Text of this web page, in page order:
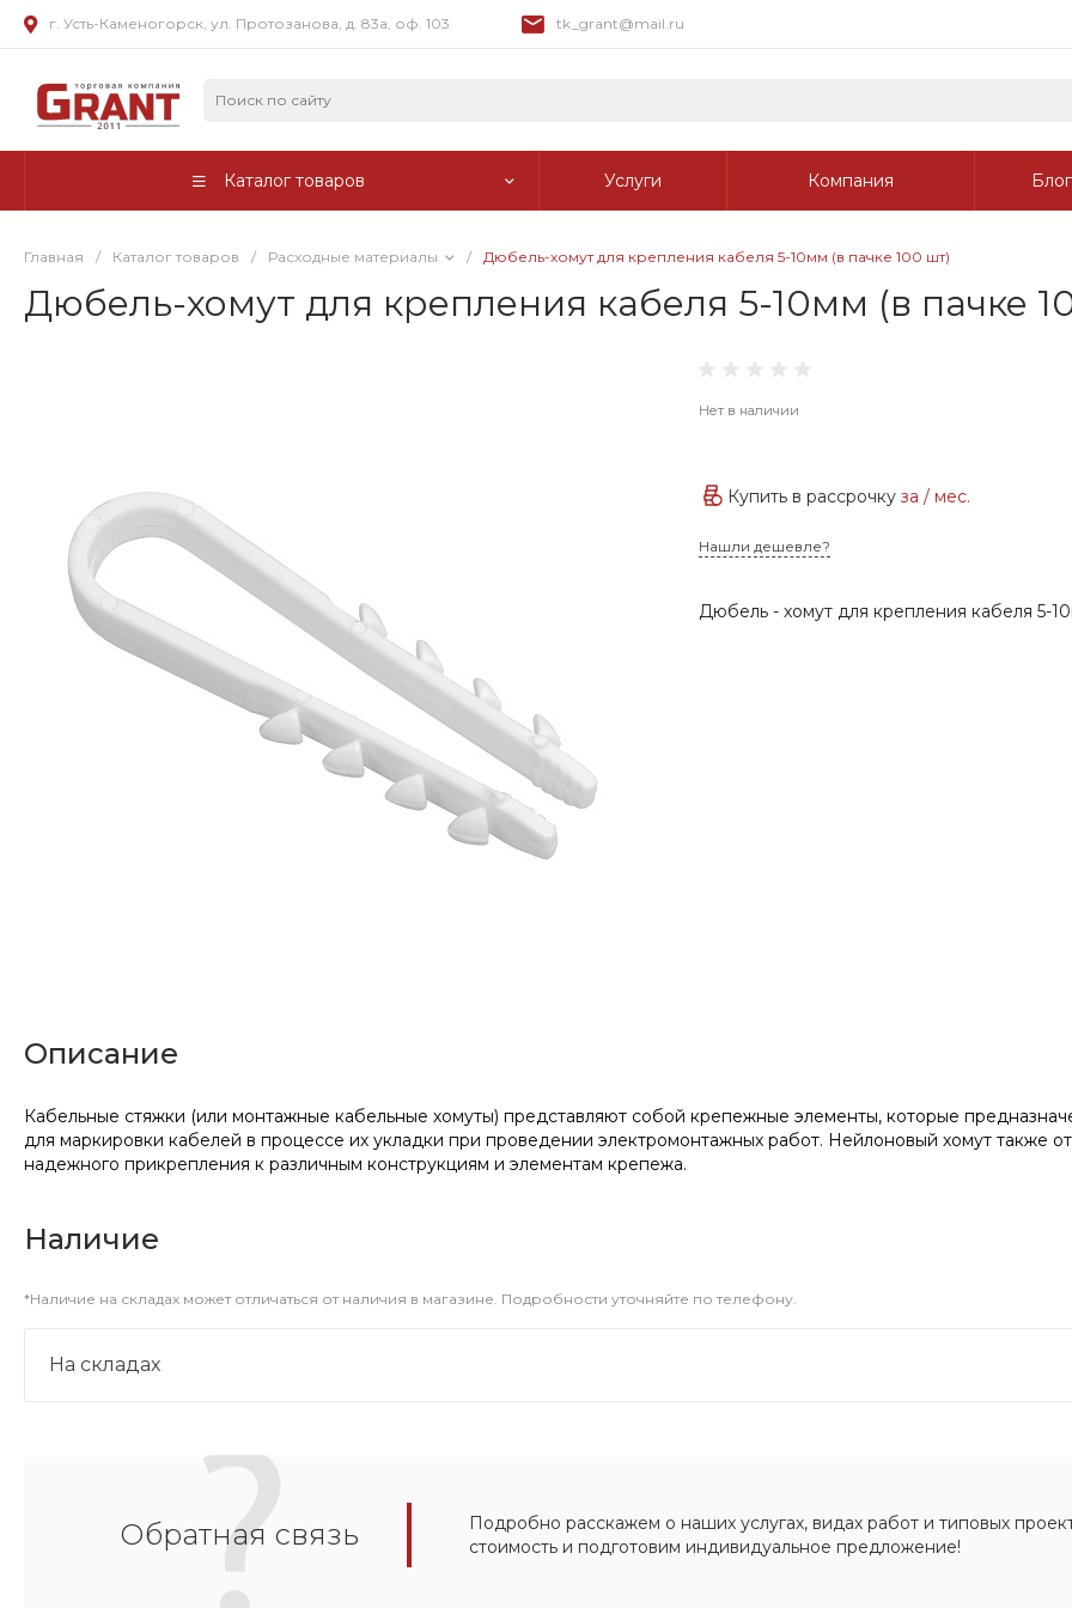
г. Усть-Каменогорск, ул. Протозанова, д. 83а, оф. 103 tk_grant@mail.ru
Каталог товаров Услуги Компания Блог
Главная / Каталог товаров / Расходные материалы / Дюбель-хомут для крепления кабеля 5-10мм (в пачке 100 шт)
Дюбель-хомут для крепления кабеля 5-10мм (в пачке
Нет в наличии
Купить в рассрочкуза/ мес.
Нашли дешевле?
Дюбель - хомут для крепления кабеля 5-
Описание
Кабельные стяжки (или монтажные кабельные хомуты) представляют собой крепежные элементы, которые
для маркировки кабелей в процессе их укладки при проведении электромонтажных работ. Нейлоновый хомут также
надежного прикрепления к различным конструкциям и элементам крепежа.
Наличие
*Наличие на складах может отличаться от наличия в магазине. Подробности уточняйте по телефону.
На складах
Обратная связь
Подробно расскажем о наших услугах, видах работ и типовых
стоимость и подготовим индивидуальное предложение!